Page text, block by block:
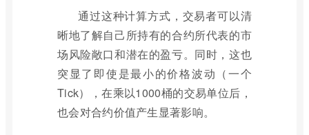
通过这种计算方式，交易者可以清
晰地了解自己所持有的合约所代表的市
场风险敞口和潜在的盈亏。同时，这也
突显了即使是最小的价格波动（一个
Tick），在乘以1000桶的交易单位后，
也会对合约价值产生显著影响。